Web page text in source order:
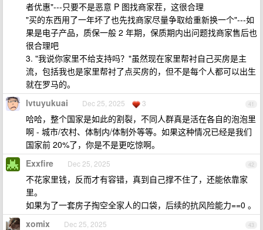
者优惠"---只要不是恶意 P 图找商家茬，这很合理
"买的东西用了一年坏了也先找商家尽量争取给重新换一个"---如
果是电子产品，质保一般 2 年期，保质期内出问题找商家售后也
很合理吧
3. "我说你家里不给支持吗？"虽然现在家里帮衬自己买房是主
流，包括我也是家里帮衬了点买房的，但不是每个人都可以出生
就在罗马的。
41
lvtuyukuai Dec 25, 2025 3
哈哈，整个国家是如此的割裂，不同人群真是活在各自的泡泡里
啊 - 城市/农村、体制内/体制外等等。如果这种情况已经是我们
国家前 20%了，你是不是更吃惊啊。
42
Exxfire Dec 25, 2025
不花家里钱，反而才有容错，真到自己撑不住了，还能依靠家
里。
如果为了一套房子掏空全家人的口袋，后续的抗风险能力==0 。
43
xomix Dec 25, 2025